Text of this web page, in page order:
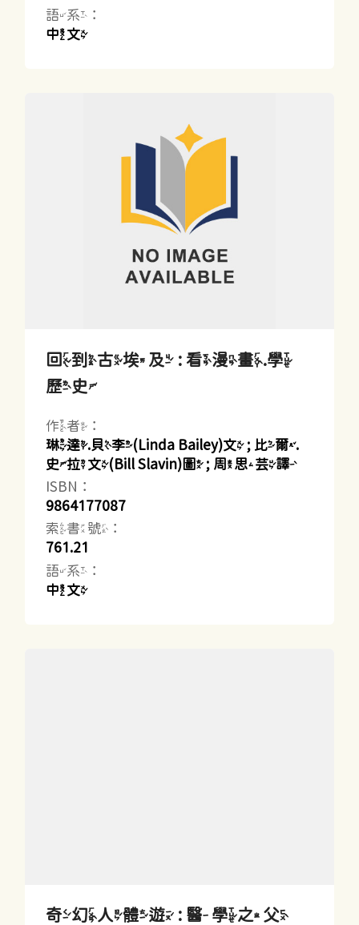
語系：
中文
回到古埃及 : 看漫畫.學
歷史
作者：
琳達.貝李(Linda Bailey)文 ; 比爾.
史拉文(Bill Slavin)圖 ; 周思芸譯
ISBN：
9864177087
索書號：
761.21
語系：
中文
奇幻人體遊 : 醫學之父